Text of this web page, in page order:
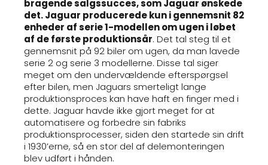
bragende salgssucces, som Jaguar ønskede
det. Jaguar producerede kun i gennemsnit 82
enheder af serie 1-modellen om ugen i løbet
af de første produktionsår. Det tal steg til et
gennemsnit på 92 biler om ugen, da man lavede
serie 2 og serie 3 modellerne. Disse tal siger
meget om den undervældende efterspørgsel
efter bilen, men Jaguars smerteligt lange
produktionsproces kan have haft en finger med i
dette. Jaguar havde ikke gjort meget for at
automatisere og forbedre sin fabriks
produktionsprocesser, siden den startede sin drift
i 1930’erne, så en stor del af delemonteringen
blev udført i hånden.